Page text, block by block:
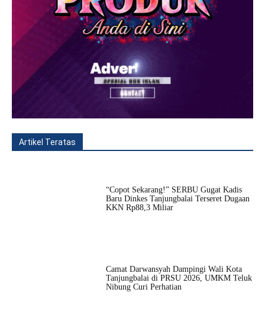
Artikel Teratas
“Copot Sekarang!” SERBU Gugat Kadis
Baru Dinkes Tanjungbalai Terseret Dugaan
KKN Rp88,3 Miliar
Camat Darwansyah Dampingi Wali Kota
Tanjungbalai di PRSU 2026, UMKM Teluk
Nibung Curi Perhatian